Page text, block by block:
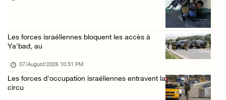
Nouvelles incursions à Bethléem et Tubas : d ...
07/August/2026 08:54 AM
Les forces israéliennes bloquent les accès à
Ya'bad, au
07/August/2026 10:31 PM
Les forces d'occupation israéliennes entravent la
circu